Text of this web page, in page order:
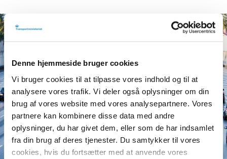
Denne hjemmeside bruger cookies
Vi bruger cookies til at tilpasse vores indhold og til at
analysere vores trafik. Vi deler også oplysninger om din
brug af vores website med vores analysepartnere. Vores
partnere kan kombinere disse data med andre
oplysninger, du har givet dem, eller som de har indsamlet
fra din brug af deres tjenester. Du samtykker til vores
cookies, hvis du fortsætter med at anvende vores